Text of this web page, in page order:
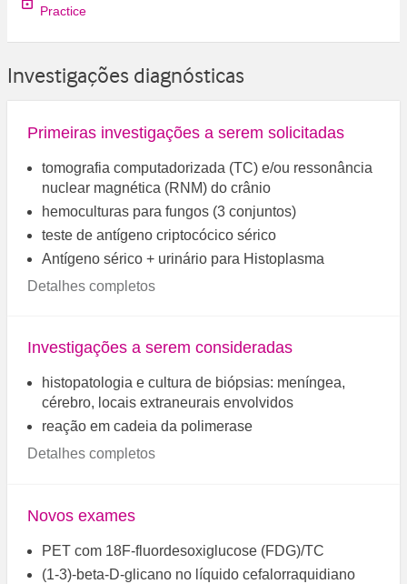
Practice
Investigações diagnósticas
Primeiras investigações a serem solicitadas
tomografia computadorizada (TC) e/ou ressonância
nuclear magnética (RNM) do crânio
hemoculturas para fungos (3 conjuntos)
teste de antígeno criptocócico sérico
Antígeno sérico + urinário para Histoplasma
Detalhes completos
Investigações a serem consideradas
histopatologia e cultura de biópsias: meníngea,
cérebro, locais extraneurais envolvidos
reação em cadeia da polimerase
Detalhes completos
Novos exames
PET com 18F-fluordesoxiglucose (FDG)/TC
(1-3)-beta-D-glicano no líquido cefalorraquidiano